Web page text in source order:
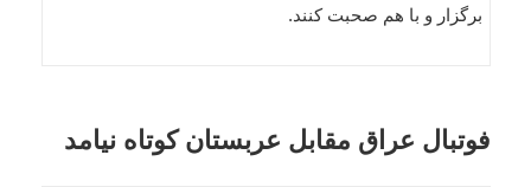
برگزار و با هم صحبت کنند.
فوتبال عراق مقابل عربستان کوتاه نیامد